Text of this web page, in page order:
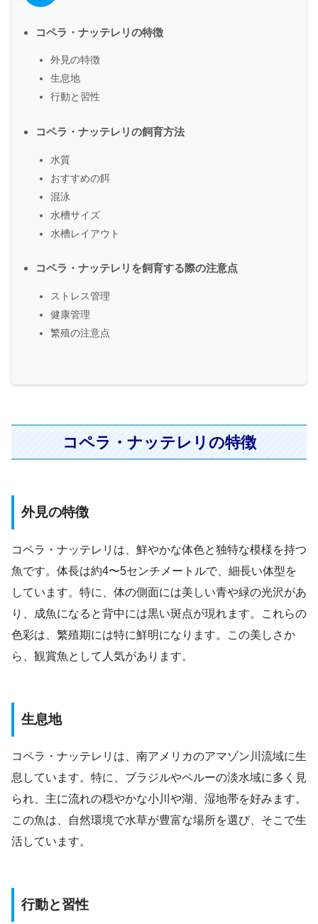
コペラ・ナッテレリの特徴
外見の特徴
生息地
行動と習性
コペラ・ナッテレリの飼育方法
水質
おすすめの餌
混泳
水槽サイズ
水槽レイアウト
コペラ・ナッテレリを飼育する際の注意点
ストレス管理
健康管理
繁殖の注意点
コペラ・ナッテレリの特徴
外見の特徴
コペラ・ナッテレリは、鮮やかな体色と独特な模様を持つ
魚です。体長は約4〜5センチメートルで、細長い体型を
しています。特に、体の側面には美しい青や緑の光沢があ
り、成魚になると背中には黒い斑点が現れます。これらの
色彩は、繁殖期には特に鮮明になります。この美しさか
ら、観賞魚として人気があります。
生息地
コペラ・ナッテレリは、南アメリカのアマゾン川流域に生
息しています。特に、ブラジルやペルーの淡水域に多く見
られ、主に流れの穏やかな小川や湖、湿地帯を好みます。
この魚は、自然環境で水草が豊富な場所を選び、そこで生
活しています。
行動と習性